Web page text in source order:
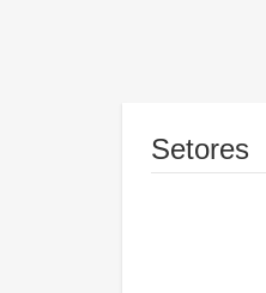
Setores